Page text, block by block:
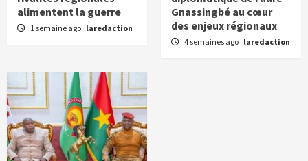
alimentent la guerre
1 semaine ago laredaction
Gnassingbé au cœur
des enjeux régionaux
4 semaines ago laredaction